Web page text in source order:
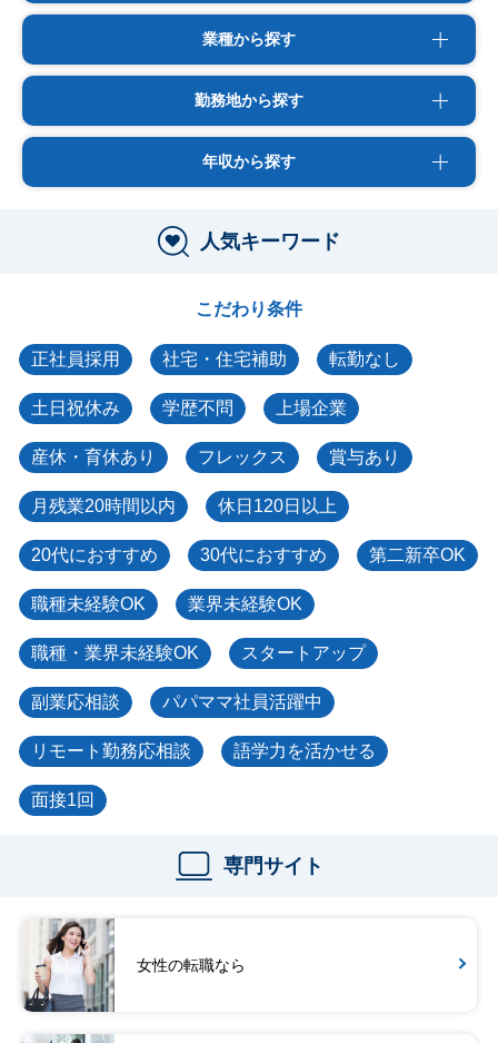
業種から探す
勤務地から探す
年収から探す
人気キーワード
こだわり条件
正社員採用 社宅・住宅補助 転勤なし
土日祝休み 学歴不問 上場企業
産休・育休あり フレックス 賞与あり
月残業20時間以内 休日120日以上
20代におすすめ 30代におすすめ 第二新卒OK
職種未経験OK 業界未経験OK
職種・業界未経験OK スタートアップ
副業応相談 パパママ社員活躍中
リモート勤務応相談 語学力を活かせる
面接1回
専門サイト
女性の転職なら